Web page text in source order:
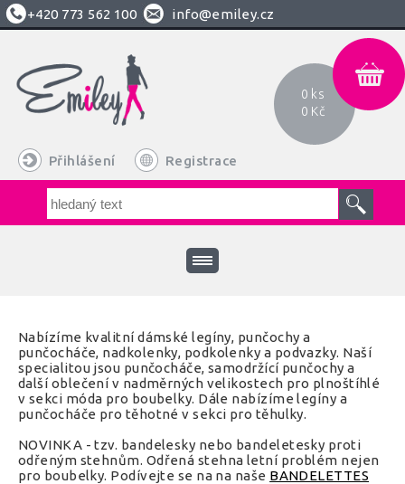
+420 773 562 100 info@emiley.cz
Přihlášení Registrace
0 ks
0 Kč
Nabízíme kvalitní dámské legíny, punčochy a
punčocháče, nadkolenky, podkolenky a podvazky. Naší
specialitou jsou punčocháče, samodržící punčochy a
další oblečení v nadměrných velikostech pro plnoštíhlé
v sekci móda pro boubelky. Dále nabízíme legíny a
punčocháče pro těhotné v sekci pro těhulky.
NOVINKA - tzv. bandelesky nebo bandeletesky proti
odřeným stehnům. Odřená stehna letní problém nejen
pro boubelky. Podívejte se na na naše BANDELETTES